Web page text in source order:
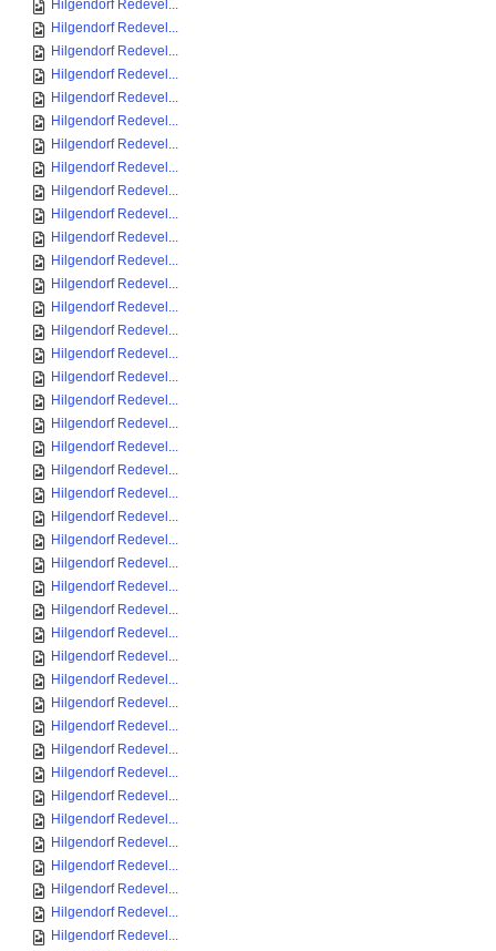
Hilgendorf Redevel...
Hilgendorf Redevel...
Hilgendorf Redevel...
Hilgendorf Redevel...
Hilgendorf Redevel...
Hilgendorf Redevel...
Hilgendorf Redevel...
Hilgendorf Redevel...
Hilgendorf Redevel...
Hilgendorf Redevel...
Hilgendorf Redevel...
Hilgendorf Redevel...
Hilgendorf Redevel...
Hilgendorf Redevel...
Hilgendorf Redevel...
Hilgendorf Redevel...
Hilgendorf Redevel...
Hilgendorf Redevel...
Hilgendorf Redevel...
Hilgendorf Redevel...
Hilgendorf Redevel...
Hilgendorf Redevel...
Hilgendorf Redevel...
Hilgendorf Redevel...
Hilgendorf Redevel...
Hilgendorf Redevel...
Hilgendorf Redevel...
Hilgendorf Redevel...
Hilgendorf Redevel...
Hilgendorf Redevel...
Hilgendorf Redevel...
Hilgendorf Redevel...
Hilgendorf Redevel...
Hilgendorf Redevel...
Hilgendorf Redevel...
Hilgendorf Redevel...
Hilgendorf Redevel...
Hilgendorf Redevel...
Hilgendorf Redevel...
Hilgendorf Redevel...
Hilgendorf Redevel...